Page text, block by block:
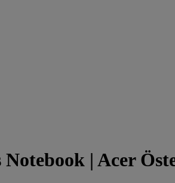
| Acer